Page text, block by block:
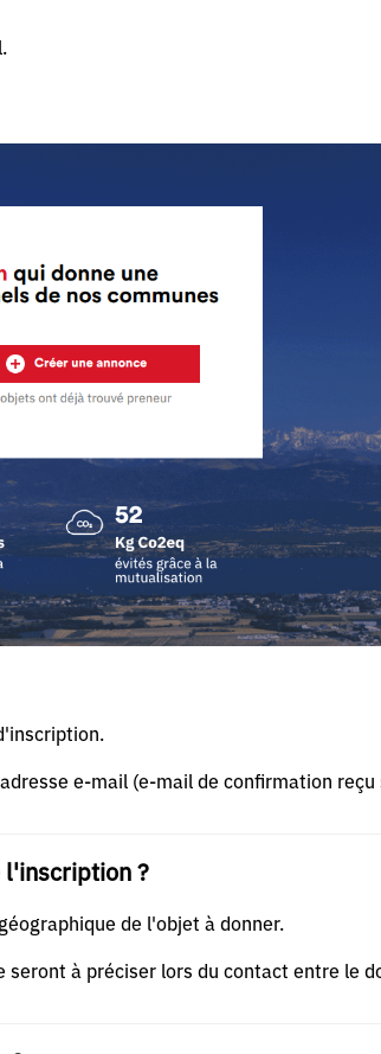
e-mail (e-mail de confirmation
?
de l'objet à donner.
à préciser lors du contact entre le